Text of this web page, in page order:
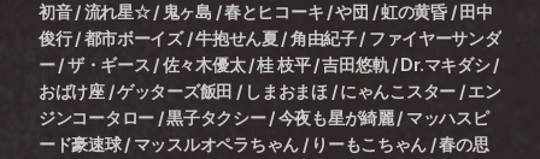
初音 / 流れ星☆ / 鬼ヶ島 / 春とヒコーキ / や団 / 虹の黄昏 / 田中
俊行 / 都市ボーイズ / 牛抱せん夏 / 角由紀子 / ファイヤーサンダ
ー / ザ・ギース / 佐々木優太 / 桂 枝平 / 吉田悠軌 / Dr.マキダシ /
おばけ座 / ゲッターズ飯田 / しまおまほ / にゃんこスター / エン
ジンコータロー / 黒子タクシー / 今夜も星が綺麗 / マッハスピ
ード豪速球 / マッスルオペラちゃん / りーもこちゃん / 春の思